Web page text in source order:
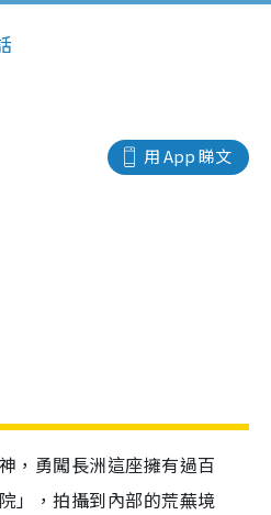
用 App 睇文
，勇闖長洲這座擁有過百
」，拍攝到內部的荒蕪境